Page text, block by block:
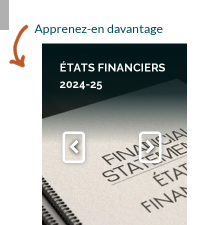
Apprenez-en davantage
ÉTATS FINANCIERS
2024-25